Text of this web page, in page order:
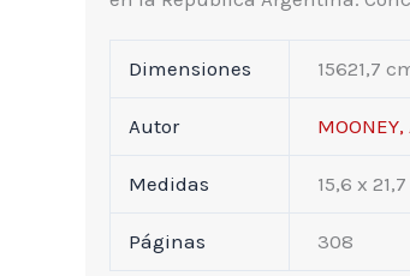
Dimensiones 15621,7
Autor MOONEY,
Medidas 15,6 x
Páginas 308